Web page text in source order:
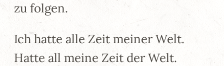
zu folgen.
Ich hatte alle Zeit meiner Welt.
Hatte all meine Zeit der Welt.